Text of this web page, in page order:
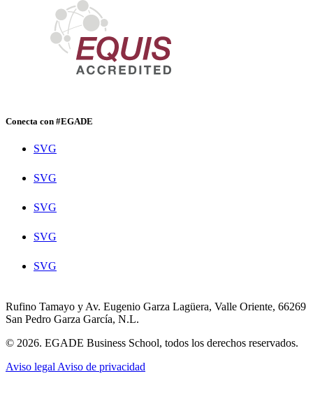
Conecta con #EGADE
SVG
SVG
SVG
SVG
SVG
Rufino Tamayo y Av. Eugenio Garza Lagüera, Valle Oriente, 66269
San Pedro Garza García, N.L.
© 2026. EGADE Business School, todos los derechos reservados.
Aviso legal Aviso de privacidad